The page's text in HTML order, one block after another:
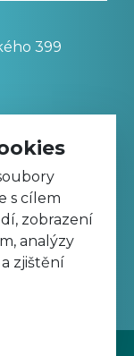
399
s cílem
zobrazení
analýzy
zjištění